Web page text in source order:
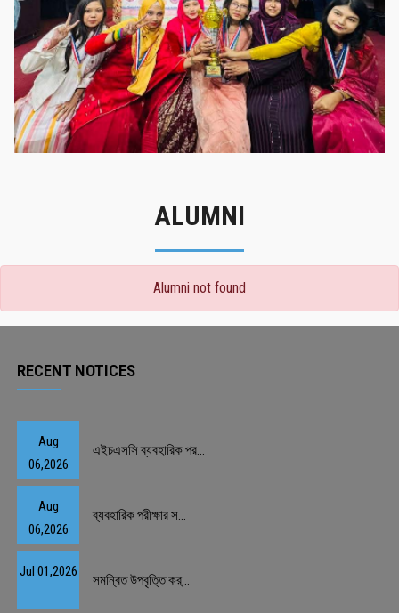
গৌরবের মুহূর্ত
ALUMNI
Alumni not found
RECENT NOTICES
Aug
06,2026
এইচএসসি ব্যবহারিক পর...
Aug
06,2026
ব্যবহারিক পরীক্ষার স...
Jul 01,2026
সমন্বিত উপবৃত্তি কর্...